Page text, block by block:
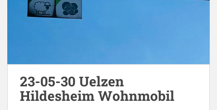
23-05-30 Uelzen
Hildesheim Wohnmobil